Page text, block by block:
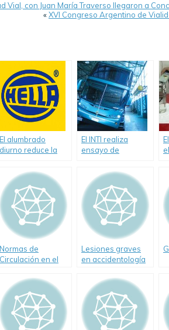
Vial, con Juan María Traverso llegaron a
«XVI Congreso Argentino de
El alumbrado
diurno reduce la
El INTI realiza
ensayo de
micros de doble
piso
Normas de
Circulación en el
Lesiones graves
en accidentología